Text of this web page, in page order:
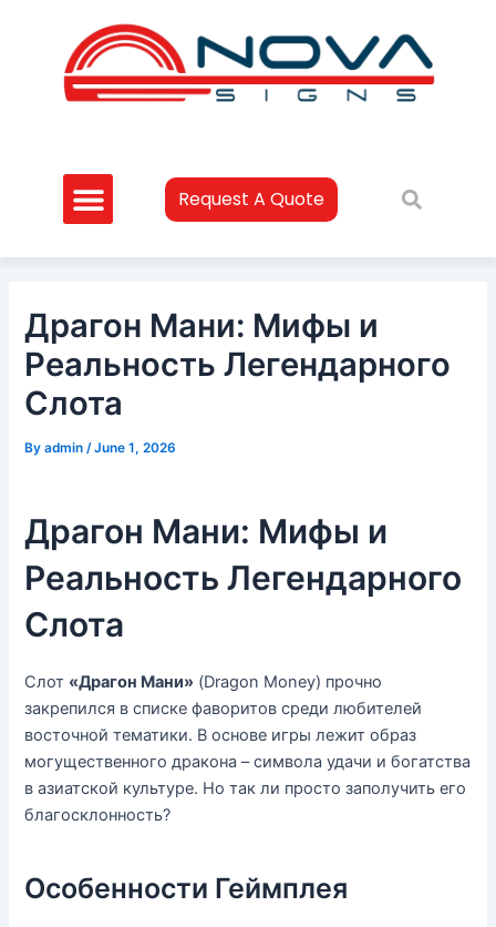
Request A Quote
Драгон Мани: Мифы и
Реальность Легендарного
Слота
Byadmin/June 1, 2026
Драгон Мани: Мифы и
Реальность Легендарного
Слота
Слот «Драгон Мани» (Dragon Money) прочно
закрепился в списке фаворитов среди любителей
восточной тематики. В основе игры лежит образ
могущественного дракона – символа удачи и богатства
в азиатской культуре. Но так ли просто заполучить его
благосклонность?
Особенности Геймплея
navigation